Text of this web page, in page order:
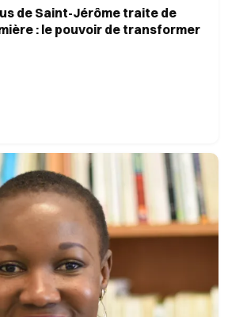
de Saint-Jérôme traite de
: le pouvoir de transformer